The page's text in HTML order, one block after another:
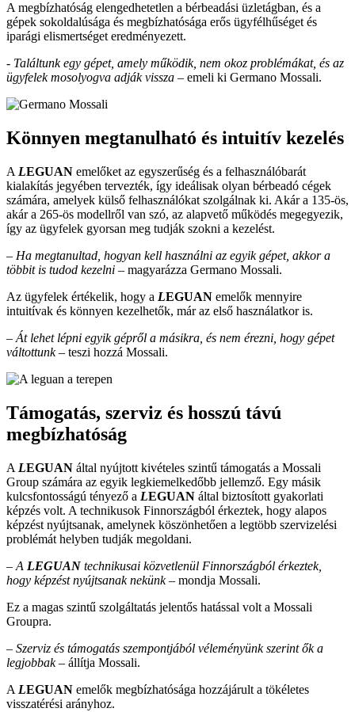
A megbízhatóság elengedhetetlen a bérbeadási üzletágban, és a
gépek sokoldalúsága és megbízhatósága erős ügyfélhűséget és
iparági elismertséget eredményezett.
- Találtunk egy gépet, amely működik, nem okoz problémákat, és az
ügyfelek mosolyogva adják vissza – emeli ki Germano Mossali.
Könnyen megtanulható és intuitív kezelés
A LEGUAN emelőket az egyszerűség és a felhasználóbarát
kialakítás jegyében tervezték, így ideálisak olyan bérbeadó cégek
számára, amelyek külső felhasználókat szolgálnak ki. Akár a 135-ös,
akár a 265-ös modellről van szó, az alapvető működés megegyezik,
így az ügyfelek gyorsan meg tudják szokni a kezelést.
– Ha megtanultad, hogyan kell használni az egyik gépet, akkor a
többit is tudod kezelni – magyarázza Germano Mossali.
Az ügyfelek értékelik, hogy a LEGUAN emelők mennyire
intuitívak és könnyen kezelhetők, már az első használatkor is.
– Át lehet lépni egyik gépről a másikra, és nem érezni, hogy gépet
váltottunk – teszi hozzá Mossali.
Támogatás, szerviz és hosszú távú
megbízhatóság
A LEGUAN által nyújtott kivételes szintű támogatás a Mossali
Group számára az egyik legkiemelkedőbb jellemző. Egy másik
kulcsfontosságú tényező a LEGUAN által biztosított gyakorlati
képzés volt. A technikusok Finnországból érkeztek, hogy alapos
képzést nyújtsanak, amelynek köszönhetően a legtöbb szervizelési
problémát helyben tudják megoldani.
– A LEGUAN technikusai közvetlenül Finnországból érkeztek,
hogy képzést nyújtsanak nekünk – mondja Mossali.
Ez a magas szintű szolgáltatás jelentős hatással volt a Mossali
Groupra.
– Szerviz és támogatás szempontjából véleményünk szerint ők a
legjobbak – állítja Mossali.
A LEGUAN emelők megbízhatósága hozzájárult a tökéletes
visszatérési arányhoz.